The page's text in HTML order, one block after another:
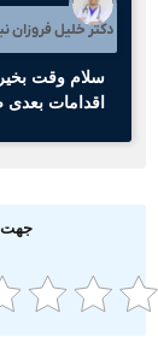
دکتر خلیل فروزان نیا
سلام وقت بخیر
اقدامات بعدی
جهت بهبود